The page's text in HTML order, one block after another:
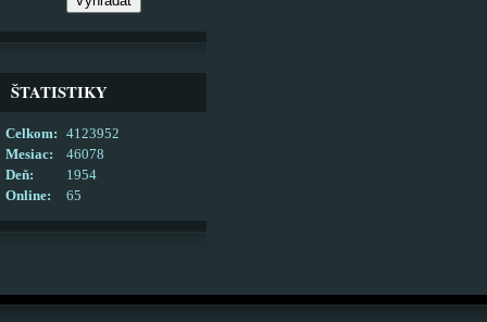
ŠTATISTIKY
Online: 65
Celkom:
4123952
Mesiac:
46078
Deň:
1954